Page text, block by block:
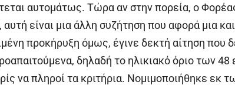
αυτομάτως. Τώρα αν στην πορεία, ο
αυτή είναι μια άλλη συζήτηση που αφορά μια
προκήρυξη όμως, έγινε δεκτή αίτηση που
δηλαδή το ηλικιακό όριο των 48
να πληροί τα κριτήρια. Νομιμοποιήθηκε εκ